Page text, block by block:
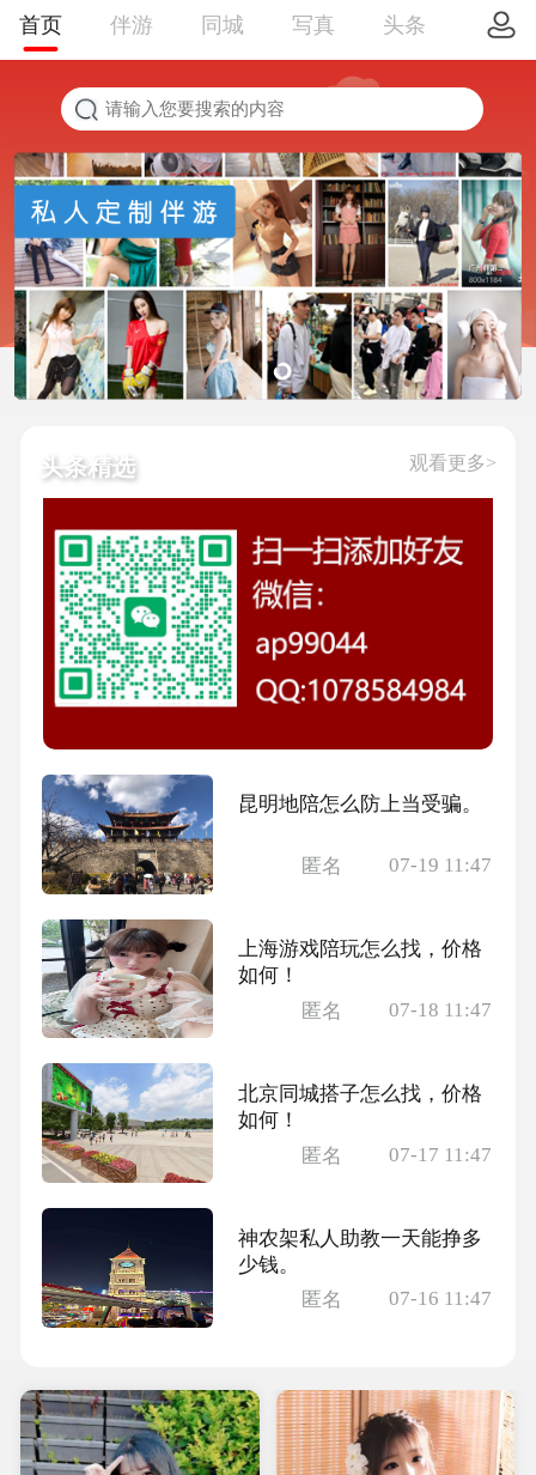
首页 伴游 同城 写真 头条
头条精选 观看更多>
昆明地陪怎么防上当受骗。
匿名 07-19 11:47
上海游戏陪玩怎么找，价格
如何！
匿名
07-18 11:47
北京同城搭子怎么找，价格
如何！
匿名
07-17 11:47
神农架私人助教一天能挣多
少钱。
匿名
07-16 11:47